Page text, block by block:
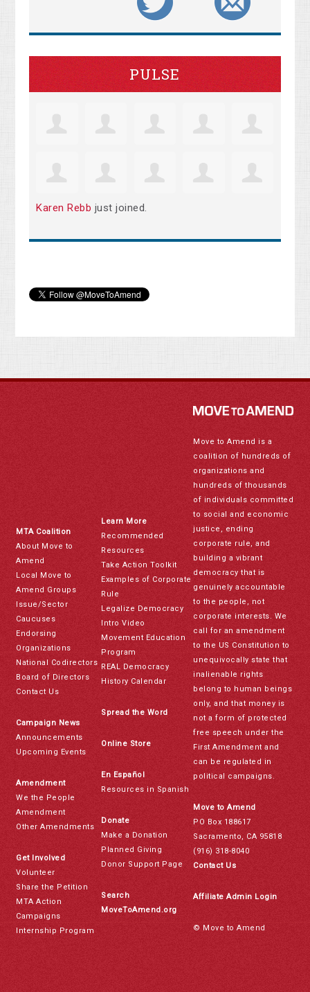
PULSE
Karen Rebb just joined.
MTA Coalition
About Move to
Amend
Local Move to
Amend Groups
Issue/Sector
Caucuses
Endorsing
Organizations
National Codirectors
Board of Directors
Contact Us
Campaign News
Announcements
Upcoming Events
Amendment
We the People
Amendment
Other Amendments
Get Involved
Volunteer
Share the Petition
MTA Action
Campaigns
Internship Program
Learn More
Recommended
Resources
Take Action Toolkit
Examples of Corporate
Rule
Legalize Democracy
Intro Video
Movement Education
Program
REAL Democracy
History Calendar
Spread the Word
Online Store
En Español
Resources in Spanish
Donate
Make a Donation
Planned Giving
Donor Support Page
Search
MoveToAmend.org
Move to Amend is a
coalition of hundreds of
organizations and
hundreds of thousands
of individuals committed
to social and economic
justice, ending
corporate rule, and
building a vibrant
democracy that is
genuinely accountable
to the people, not
corporate interests. We
call for an amendment
to the US Constitution to
unequivocally state that
inalienable rights
belong to human beings
only, and that money is
not a form of protected
free speech under the
First Amendment and
can be regulated in
political campaigns.
Move to Amend
PO Box 188617
Sacramento, CA 95818
(916) 318-8040
Contact Us
Affiliate Admin Login
© Move to Amend